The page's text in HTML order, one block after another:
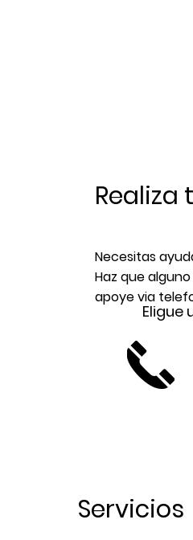
Realiza
Necesitas
Haz que
apoye via
Eligue
Servicios